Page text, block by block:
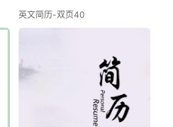
英文简历-双页40